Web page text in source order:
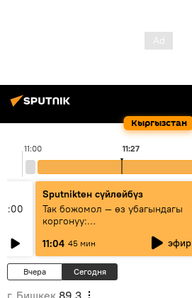
Кыргызстан
11:00 11:27
Sputnikteн сүйлөйбүз
Так божомол — өз убагындагы
коргонуу:
гидрометеорологиялык кызмат
кантип өркүндөтүлүүдө
11:04 45 мин эфир
Вчера Сегодня
г. Бишкек 89.3